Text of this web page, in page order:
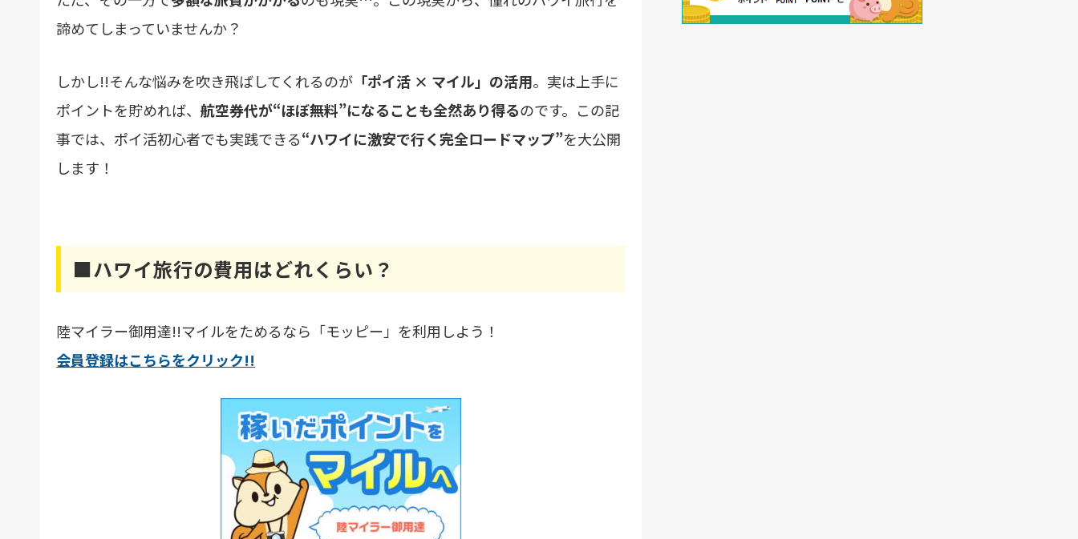
諦めてしまっていませんか？
しかし!!そんな悩みを吹き飛ばしてくれるのが 「ポイ活 × マイル」の活用。実は上手に
ポイントを貯めれば、 航空券代が“ほぼ無料”になることも全然あり得るのです。この記
事では、ポイ活初心者でも実践できる“ハワイに激安で行く完全ロードマップ”を大公開
します！
■ハワイ旅行の費用はどれくらい？
陸マイラー御用達!!マイルをためるなら「モッピー」を利用しよう！
会員登録はこちらをクリック!!